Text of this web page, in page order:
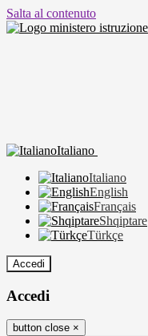
Salta al contenuto
Italiano
Italiano
English
Français
Shqiptare
Türkçe
Accedi
Accedi
button close ×